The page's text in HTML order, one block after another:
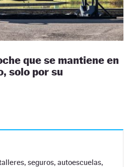
que se mantiene en
solo por su
seguros, autoescuelas,